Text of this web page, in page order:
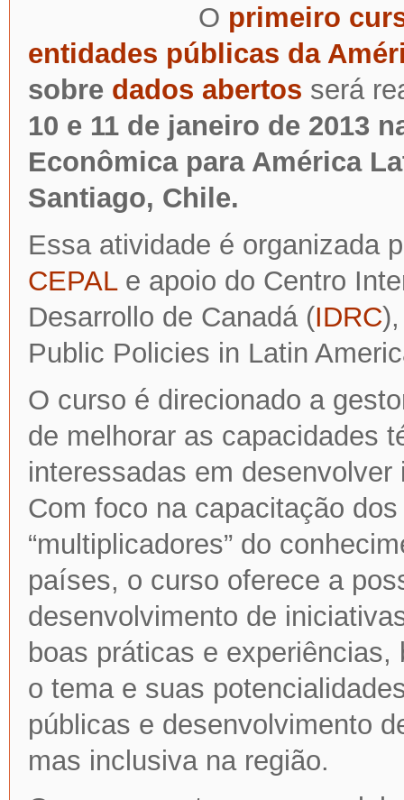
O primeiro
entidades públicas da
sobre dados abertos será
10 e 11 de janeiro de 2013
Econômica para América
Santiago, Chile.
Essa atividade é organizada
CEPALe apoio do Centro
Desarrollo de Canadá (IDRC
Public Policies in Latin
O curso é direcionado a
de melhorar as capacidades
interessadas em
Com foco na capacitação
“multiplicadores” do
países, o curso oferece a
desenvolvimento de
boas práticas e
o tema e suas
públicas e desenvolvimento
mas inclusiva na região.